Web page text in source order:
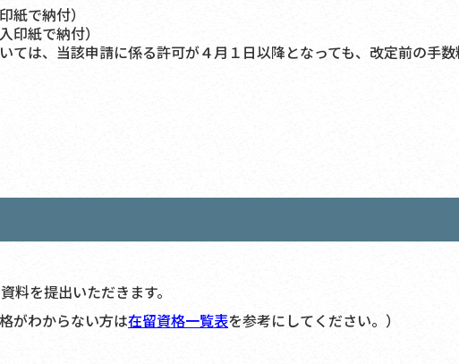
紙で納付）
紙で納付）
は、当該申請に係る許可が４月１日以降となっても、改定前の手数
料を提出いただきます。
がわからない方は在留資格一覧表を参考にしてください。）